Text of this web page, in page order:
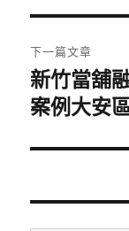
覽
文
章:
下一篇文章
下
一
文
新竹當舖
案例大安